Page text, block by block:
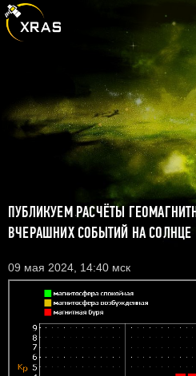
ПУБЛИКУЕМ РАСЧЁТЫ
ВЧЕРАШНИХ СОБЫТИЙ НА СОЛНЦЕ
09 мая 2024, 14:40 мск